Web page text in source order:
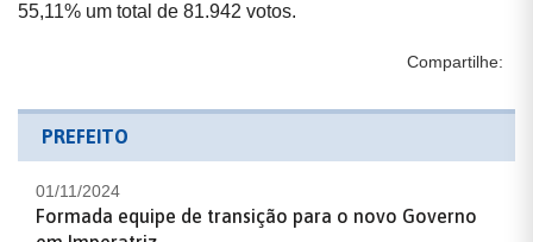
55,11% um total de 81.942 votos.
Compartilhe:
PREFEITO
01/11/2024
Formada equipe de transição para o novo Governo